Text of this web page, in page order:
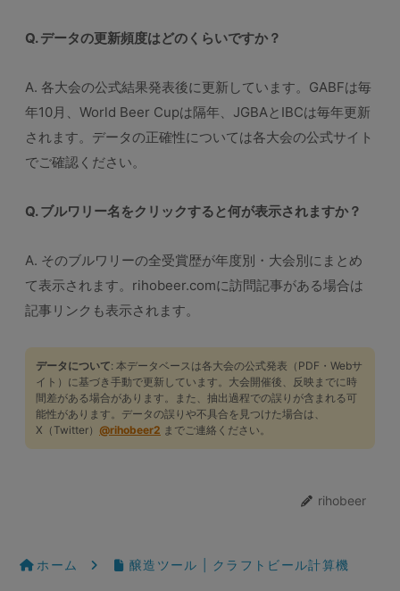
Q. データの更新頻度はどのくらいですか？
A. 各大会の公式結果発表後に更新しています。GABFは毎
年10月、World Beer Cupは隔年、JGBAとIBCは毎年更新
されます。データの正確性については各大会の公式サイト
でご確認ください。
Q. ブルワリー名をクリックすると何が表示されますか？
A. そのブルワリーの全受賞歴が年度別・大会別にまとめ
て表示されます。rihobeer.comに訪問記事がある場合は
記事リンクも表示されます。
データについて: 本データベースは各大会の公式発表（PDF・Webサ
イト）に基づき手動で更新しています。大会開催後、反映までに時
間差がある場合があります。また、抽出過程での誤りが含まれる可
能性があります。データの誤りや不具合を見つけた場合は、
X（Twitter） @rihobeer2 までご連絡ください。
rihobeer
ホーム 醸造ツール | クラフトビール計算機